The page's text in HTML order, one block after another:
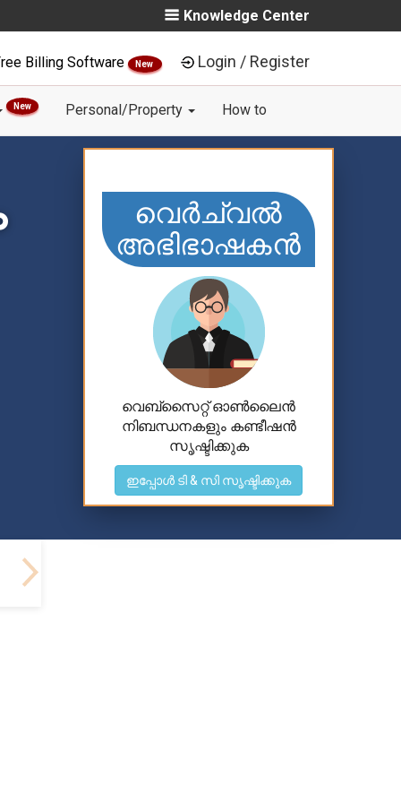
Knowledge Center
Billing Software New Login / Register
New Personal/Property How to
വെർച്വൽ
അഭിഭാഷകൻ
വെബ്സൈറ്റ് ഓൺലൈൻ
നിബന്ധനകളും കണ്ടീഷൻ
സൃഷ്ടിക്കുക
ഇപ്പോൾ ടി & സി സൃഷ്ടിക്കുക